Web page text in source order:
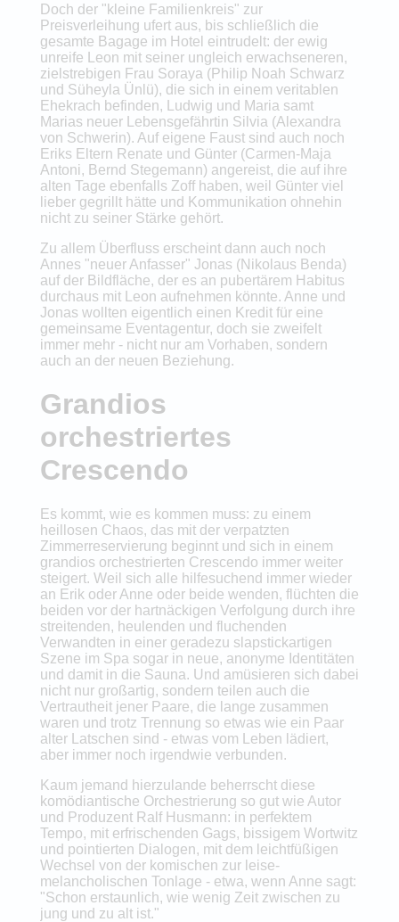
Doch der "kleine Familienkreis" zur
Preisverleihung ufert aus, bis schließlich die
gesamte Bagage im Hotel eintrudelt: der ewig
unreife Leon mit seiner ungleich erwachseneren,
zielstrebigen Frau Soraya (Philip Noah Schwarz
und Süheyla Ünlü), die sich in einem veritablen
Ehekrach befinden, Ludwig und Maria samt
Marias neuer Lebensgefährtin Silvia (Alexandra
von Schwerin). Auf eigene Faust sind auch noch
Eriks Eltern Renate und Günter (Carmen-Maja
Antoni, Bernd Stegemann) angereist, die auf ihre
alten Tage ebenfalls Zoff haben, weil Günter viel
lieber gegrillt hätte und Kommunikation ohnehin
nicht zu seiner Stärke gehört.
Zu allem Überfluss erscheint dann auch noch
Annes "neuer Anfasser" Jonas (Nikolaus Benda)
auf der Bildfläche, der es an pubertärem Habitus
durchaus mit Leon aufnehmen könnte. Anne und
Jonas wollten eigentlich einen Kredit für eine
gemeinsame Eventagentur, doch sie zweifelt
immer mehr - nicht nur am Vorhaben, sondern
auch an der neuen Beziehung.
Grandios
orchestriertes
Crescendo
Es kommt, wie es kommen muss: zu einem
heillosen Chaos, das mit der verpatzten
Zimmerreservierung beginnt und sich in einem
grandios orchestrierten Crescendo immer weiter
steigert. Weil sich alle hilfesuchend immer wieder
an Erik oder Anne oder beide wenden, flüchten die
beiden vor der hartnäckigen Verfolgung durch ihre
streitenden, heulenden und fluchenden
Verwandten in einer geradezu slapstickartigen
Szene im Spa sogar in neue, anonyme Identitäten
und damit in die Sauna. Und amüsieren sich dabei
nicht nur großartig, sondern teilen auch die
Vertrautheit jener Paare, die lange zusammen
waren und trotz Trennung so etwas wie ein Paar
alter Latschen sind - etwas vom Leben lädiert,
aber immer noch irgendwie verbunden.
Kaum jemand hierzulande beherrscht diese
komödiantische Orchestrierung so gut wie Autor
und Produzent Ralf Husmann: in perfektem
Tempo, mit erfrischenden Gags, bissigem Wortwitz
und pointierten Dialogen, mit dem leichtfüßigen
Wechsel von der komischen zur leise-
melancholischen Tonlage - etwa, wenn Anne sagt:
"Schon erstaunlich, wie wenig Zeit zwischen zu
jung und zu alt ist."